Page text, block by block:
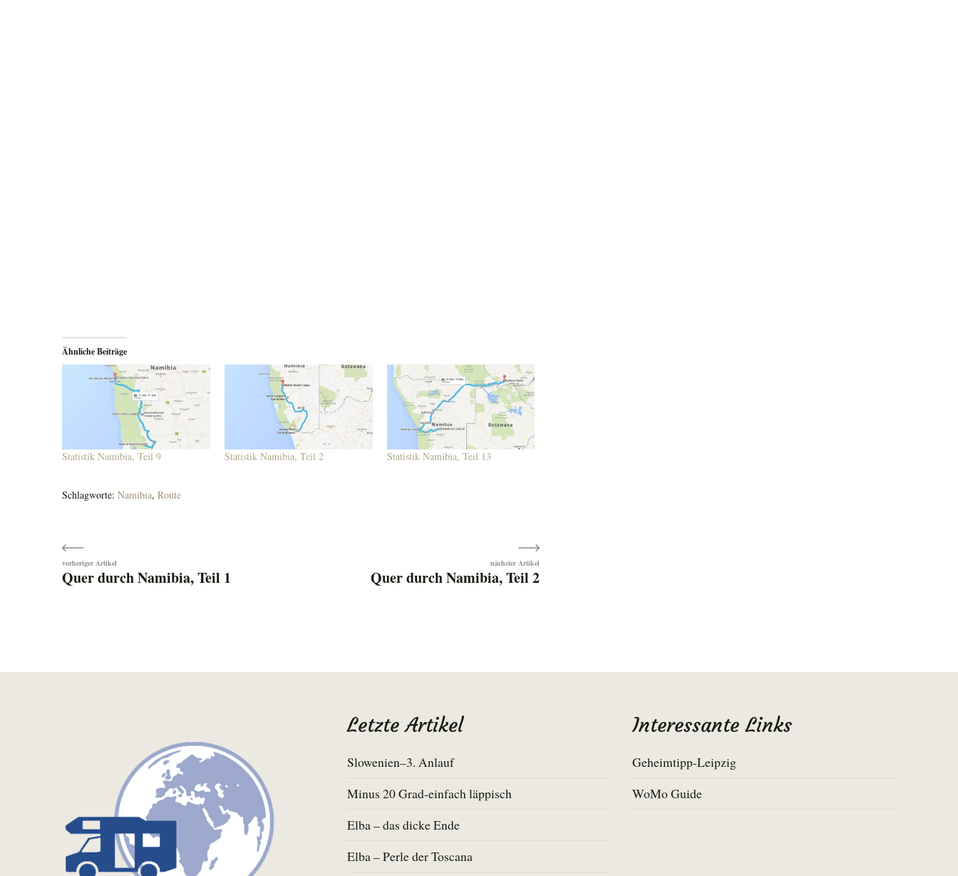
Ähnliche Beiträge
Statistik Namibia, Teil 9 Statistik Namibia, Teil 2 Statistik Namibia, Teil 13
Schlagworte: Namibia, Route
Beitragsnavigation
Quer durch Namibia, Teil 1 Quer durch Namibia, Teil 2
Letzte Artikel
Slowenien–3. Anlauf
Minus 20 Grad-einfach läppisch
Elba – das dicke Ende
Elba – Perle der Toscana
Interessante Links
Geheimtipp-Leipzig
WoMo Guide